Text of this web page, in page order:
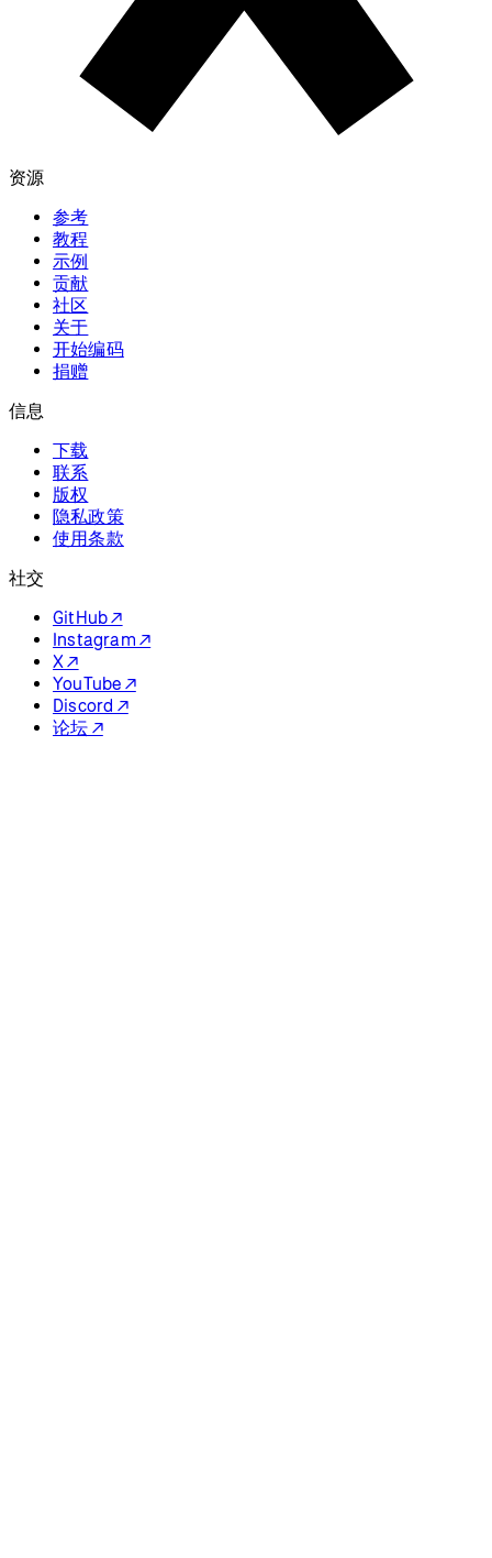
资源
参考
教程
示例
贡献
社区
关于
开始编码
捐赠
信息
下载
联系
版权
隐私政策
使用条款
社交
GitHub ↗
Instagram ↗
X ↗
YouTube ↗
Discord ↗
论坛 ↗